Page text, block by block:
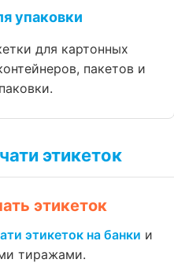
упаковки
для картонных
пакетов и
этикеток
этикеток
этикеток на банки и
тиражами.